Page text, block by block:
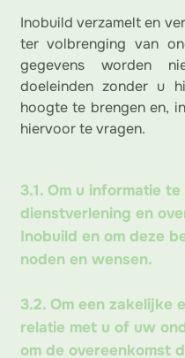
Inobuild verzamelt en
ter volbrenging van
gegevens worden
doeleinden zonder u
hoogte te brengen en,
hiervoor te vragen.
3.1. Om u informatie
dienstverlening en
Inobuild en om deze
noden en wensen.
3.2. Om een
relatie met u of uw
om de overeenkomst